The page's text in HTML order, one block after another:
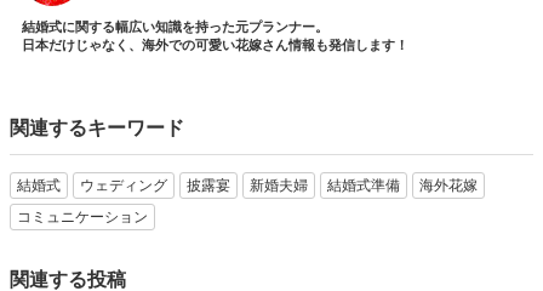
結婚式に関する幅広い知識を持った元プランナー。
日本だけじゃなく、海外での可愛い花嫁さん情報も発信します！
関連するキーワード
結婚式 ウェディング 披露宴 新婚夫婦 結婚式準備
海外花嫁
コミュニケーション
関連する投稿